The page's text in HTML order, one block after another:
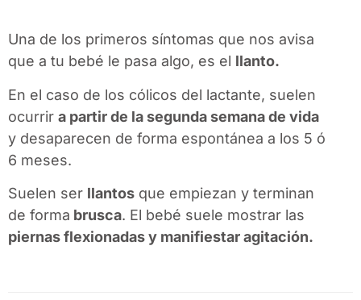
Una de los primeros síntomas que nos avisa
que a tu bebé le pasa algo, es el llanto.
En el caso de los cólicos del lactante, suelen
ocurrir a partir de la segunda semana de vida
y desaparecen de forma espontánea a los 5 ó
6 meses.
Suelen ser llantos que empiezan y terminan
de forma brusca. El bebé suele mostrar las
piernas flexionadas y manifiestar agitación.